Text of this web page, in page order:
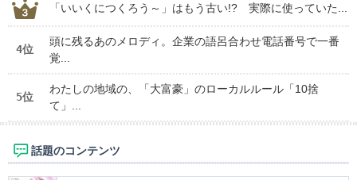
「いいくにつくろう～」はもう古い!? 実際に使っていた...
4位
頭に残るあのメロディ。企業の語呂合わせ電話番号で一番
覚...
5位
わたしの地域の、「大富豪」のローカルルール「10捨
て」...
話題のコンテンツ